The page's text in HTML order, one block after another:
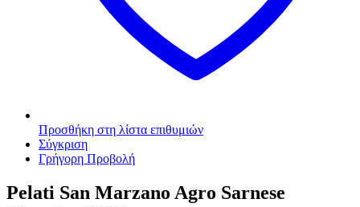
Προσθήκη στη λίστα επιθυμιών
Σύγκριση
Γρήγορη Προβολή
Pelati San Marzano Agro Sarnese